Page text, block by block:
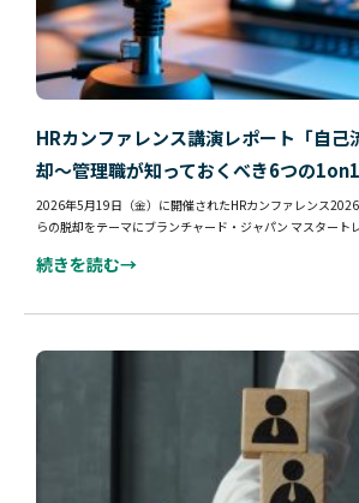
HRカンファレンス講演レポート「自
却～管理職が知っておくべき6つの
2026年5月19日（金）に開催されたHRカンファレンス
らの脱却をテーマにブランチャード・ジャパン マスタート
続きを読む→